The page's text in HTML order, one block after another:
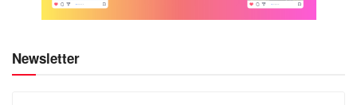
Newsletter